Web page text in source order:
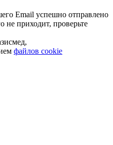
Email успешно отправлено
не приходит, проверьте
файлов cookie